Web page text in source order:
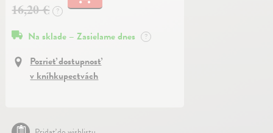
16,20 €
?
Na sklade – Zasielame dnes ?
Pozrieť dostupnosť
v kníhkupectvách